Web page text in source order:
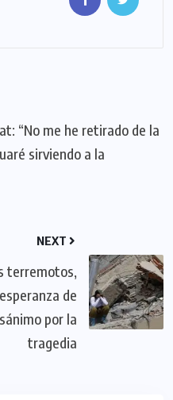
“No me he retirado de la
sirviendo a la
NEXT
terremotos,
de
por la
tragedia